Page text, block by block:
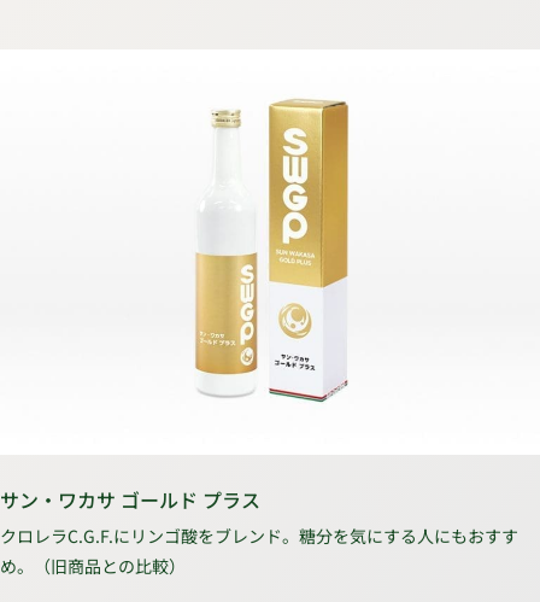
サン・ワカサ ゴールド プラス
クロレラC.G.F.にリンゴ酸をブレンド。糖分を気にする人にもおすす
め。（旧商品との比較）